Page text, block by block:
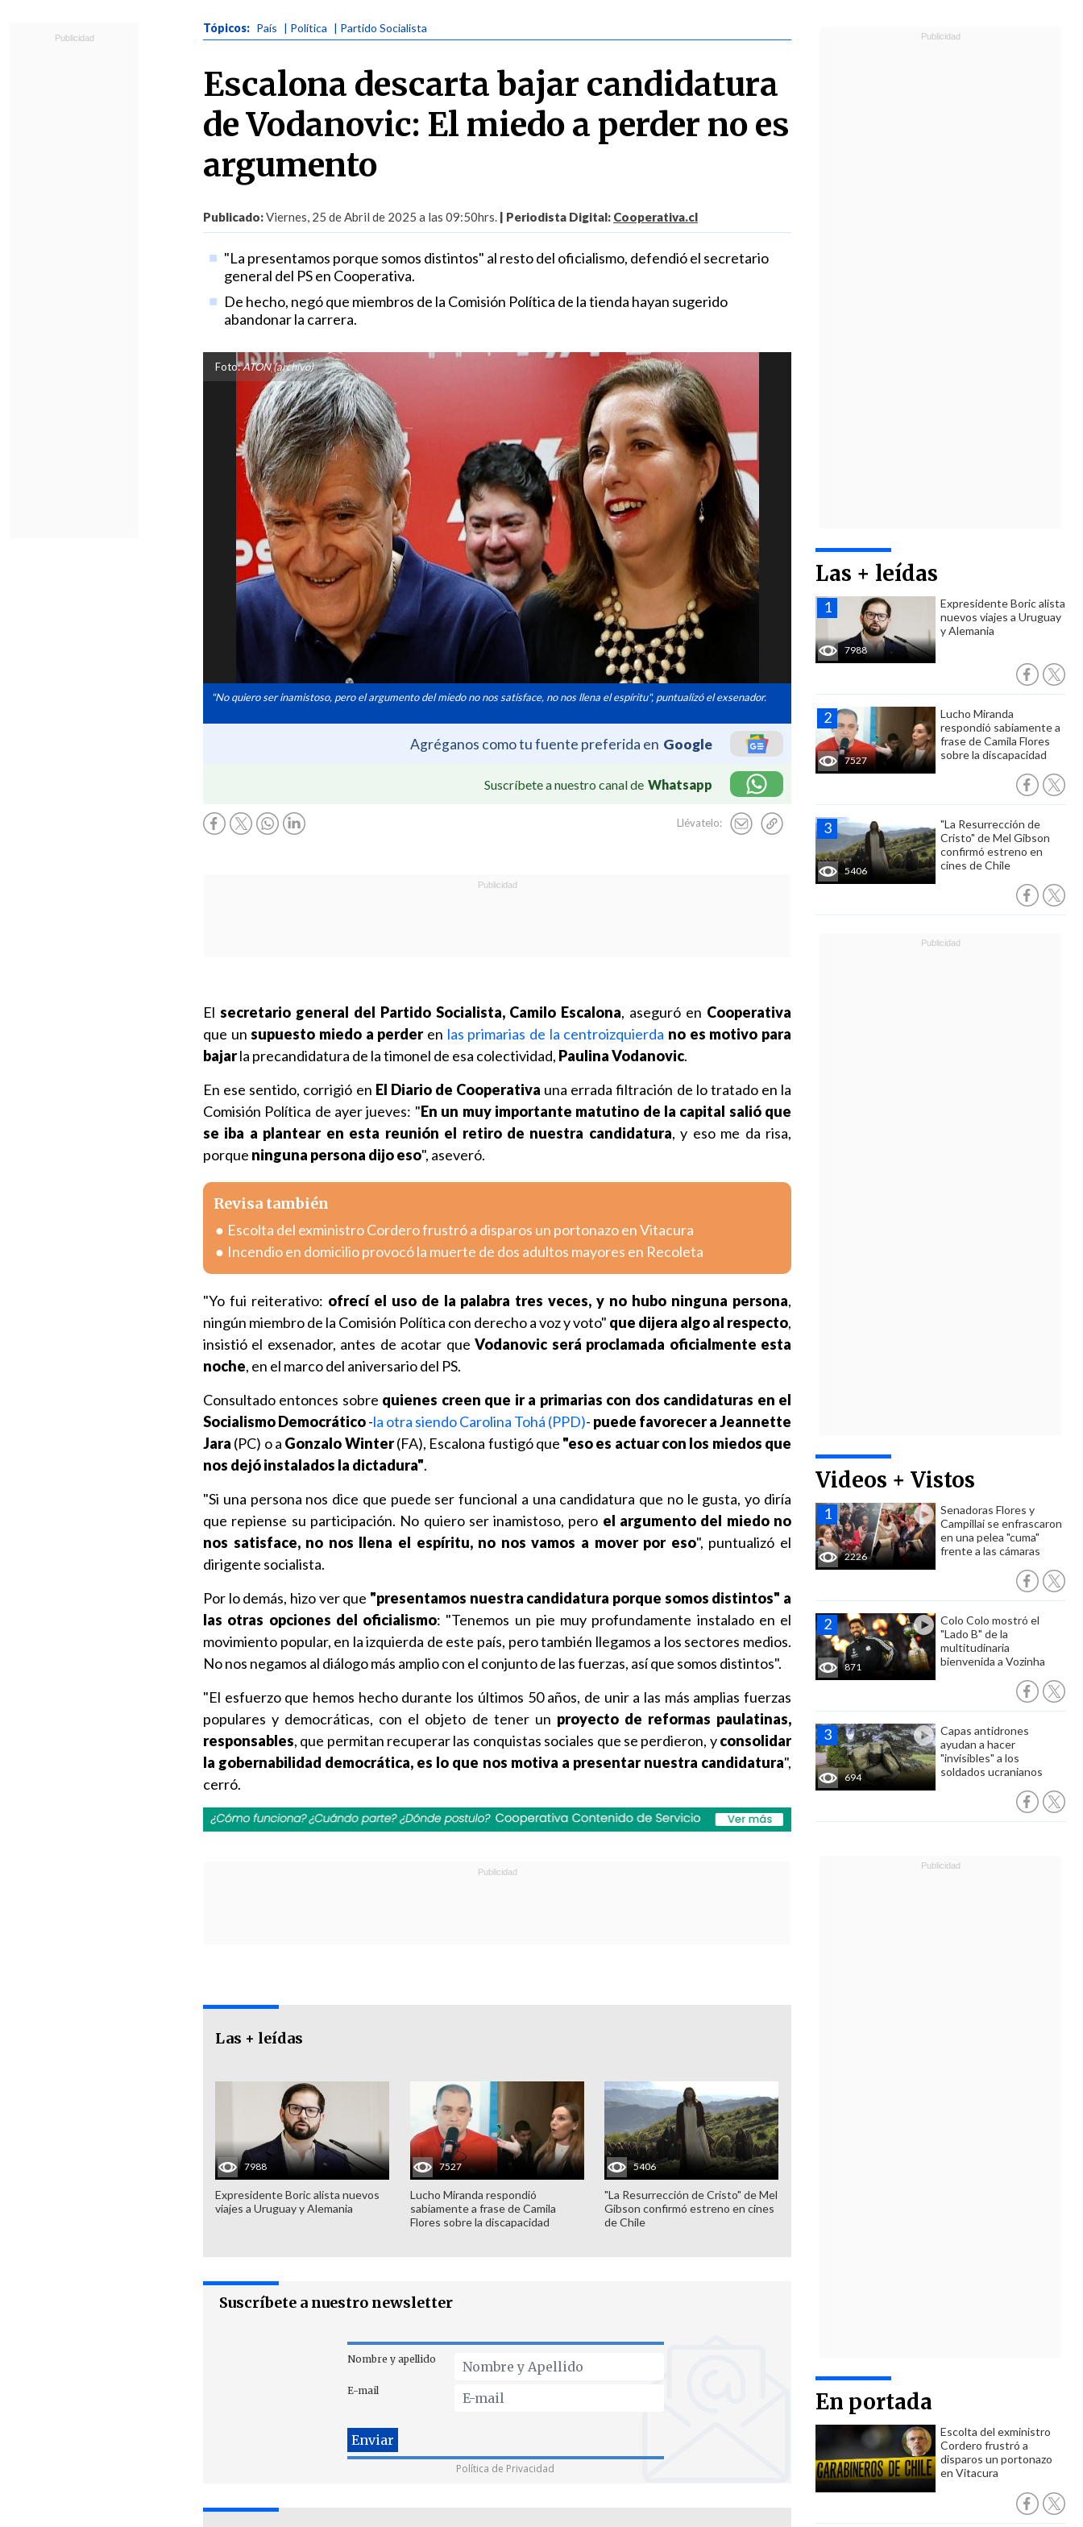
Tópicos: País | Política | Partido Socialista
Escalona descarta bajar candidatura
de Vodanovic: El miedo a perder no es
argumento
Publicado:Viernes, 25 de Abril de 2025 a las 09:50hrs. | Periodista Digital: Cooperativa.cl
"La presentamos porque somos distintos" al resto del oficialismo, defendió el secretario
general del PS en Cooperativa.
De hecho, negó que miembros de la Comisión Política de la tienda hayan sugerido
abandonar la carrera.
Foto:ATON (archivo)
"No quiero ser inamistoso, pero el argumento del miedo no nos satisface, no nos llena el espíritu", puntualizó el exsenador.
Agréganos como tu fuente preferida en Google
Suscríbete a nuestro canal de Whatsapp
Llévatelo:
Las + leídas
7988
Expresidente Boric alista
nuevos viajes a Uruguay
y Alemania
7527
Lucho Miranda
respondió sabiamente a
frase de Camila Flores
sobre la discapacidad
5406
"La Resurrección de
Cristo" de Mel Gibson
confirmó estreno en
cines de Chile
Videos + Vistos
2226
Senadoras Flores y
Campillai se enfrascaron
en una pelea "cuma"
frente a las cámaras
871
Colo Colo mostró el
"Lado B" de la
multitudinaria
bienvenida a Vozinha
694
Capas antidrones
ayudan a hacer
"invisibles" a los
soldados ucranianos
En portada
Escolta del exministro
Cordero frustró a
disparos un portonazo
en Vitacura
El secretario general del Partido Socialista, Camilo Escalona, aseguró en Cooperativa
que unsupuesto miedo a perderen las primarias de la centroizquierda no es motivo para
bajarla precandidatura de la timonel de esa colectividad, Paulina Vodanovic.
En ese sentido, corrigió en El Diario de Cooperativa una errada filtración de lo tratado en la
Comisión Política de ayer jueves: "En un muy importante matutino de la capital salió que
se iba a plantear en esta reunión el retiro de nuestra candidatura, y eso me da risa,
porque ninguna persona dijo eso", aseveró.
Revisa también
Escolta del exministro Cordero frustró a disparos un portonazo en Vitacura
Incendio en domicilio provocó la muerte de dos adultos mayores en Recoleta
"Yo fui reiterativo: ofrecí el uso de la palabra tres veces, y no hubo ninguna persona,
ningún miembro de la Comisión Política con derecho a voz y voto" que dijera algo al respecto,
insistió el exsenador, antes de acotar queVodanovic será proclamada oficialmente esta
noche, en el marco del aniversario del PS.
Consultado entonces sobre quienes creen que ir a primarias con dos candidaturas en el
Socialismo Democrático-la otra siendo Carolina Tohá (PPD)- puede favorecer a Jeannette
Jara (PC) o a Gonzalo Winter(FA), Escalona fustigó que "eso es actuar con los miedos que
nos dejó instalados la dictadura".
"Si una persona nos dice que puede ser funcional a una candidatura que no le gusta, yo diría
que repiense su participación. No quiero ser inamistoso, pero el argumento del miedo no
nos satisface, no nos llena el espíritu, no nos vamos a mover por eso", puntualizó el
dirigente socialista.
Por lo demás, hizo ver que "presentamos nuestra candidatura porque somos distintos" a
las otras opciones del oficialismo: "Tenemos un pie muy profundamente instalado en el
movimiento popular, en la izquierda de este país, pero también llegamos a los sectores medios.
No nos negamos al diálogo más amplio con el conjunto de las fuerzas, así que somos distintos".
"El esfuerzo que hemos hecho durante los últimos 50 años, de unir a las más amplias fuerzas
populares y democráticas, con el objeto de tener un proyecto de reformas paulatinas,
responsables, que permitan recuperar las conquistas sociales que se perdieron, yconsolidar
la gobernabilidad democrática, es lo que nos motiva a presentar nuestra candidatura",
cerró.
Las + leídas
7988
Expresidente Boric alista nuevos
viajes a Uruguay y Alemania
7527
Lucho Miranda respondió
sabiamente a frase de Camila
Flores sobre la discapacidad
5406
"La Resurrección de Cristo" de Mel
Gibson confirmó estreno en cines
de Chile
Suscríbete a nuestro newsletter
Nombre y apellido
E-mail
Política de Privacidad